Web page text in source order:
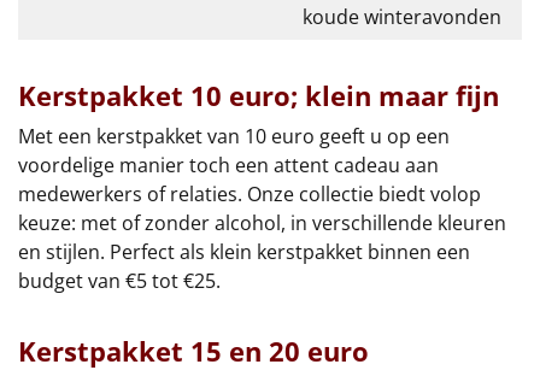
koude winteravonden
Kerstpakket 10 euro; klein maar fijn
Met een kerstpakket van 10 euro geeft u op een
voordelige manier toch een attent cadeau aan
medewerkers of relaties. Onze collectie biedt volop
keuze: met of zonder alcohol, in verschillende kleuren
en stijlen. Perfect als klein kerstpakket binnen een
budget van €5 tot €25.
Kerstpakket 15 en 20 euro